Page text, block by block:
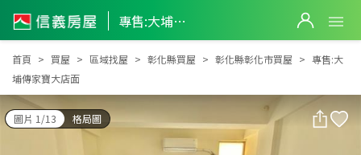
專售:大埔傳家寶大店面
專售:大埔傳家寶大店面
首頁 買屋 區域找屋 彰化縣買屋 彰化縣彰化市買屋
專售:大
埔傳家寶大店面
圖片 1/13 格局圖